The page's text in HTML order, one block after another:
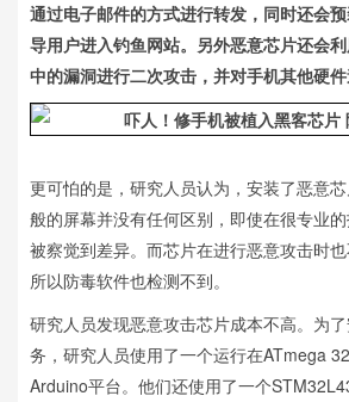
通过电子邮件的方式进行转发，同时还会
导用户进入钓鱼网站。另外恶意芯片还会
中的漏洞进行二次攻击，并对手机其他硬件
更可怕的是，研究人员认为，安装了恶意
般的屏幕并没有任何区别，即使在很专业
被察觉到差异。而芯片在进行恶意攻击时
所以防毒软件也检测不到。
研究人员发现恶意攻击芯片成本不高。为
务，研究人员使用了一个运行在ATmega
Arduino平台。他们还使用了一个